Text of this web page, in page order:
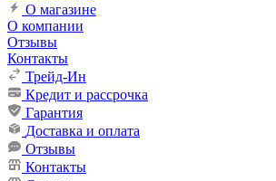
О магазине
О компании
Отзывы
Контакты
Трейд-Ин
Кредит и рассрочка
Гарантия
Доставка и оплата
Отзывы
Контакты